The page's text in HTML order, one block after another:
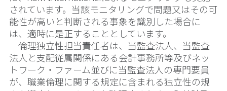
されています。当該モニタリングで問題又はその可
能性が高いと判断される事象を識別した場合に
は、適時に是正することとしています。
倫理独立性担当責任者は、当監査法人、当監査
法人と支配従属関係にある会計事務所等及びネッ
トワーク・ファーム並びに当監査法人の専門要員
が、職業倫理に関する規定に含まれる独立性の規